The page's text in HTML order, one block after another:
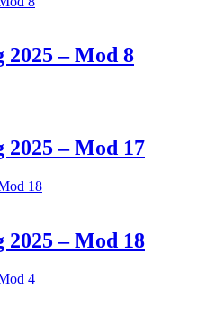
2025 – Mod 8
2025 – Mod 17
2025 – Mod 18